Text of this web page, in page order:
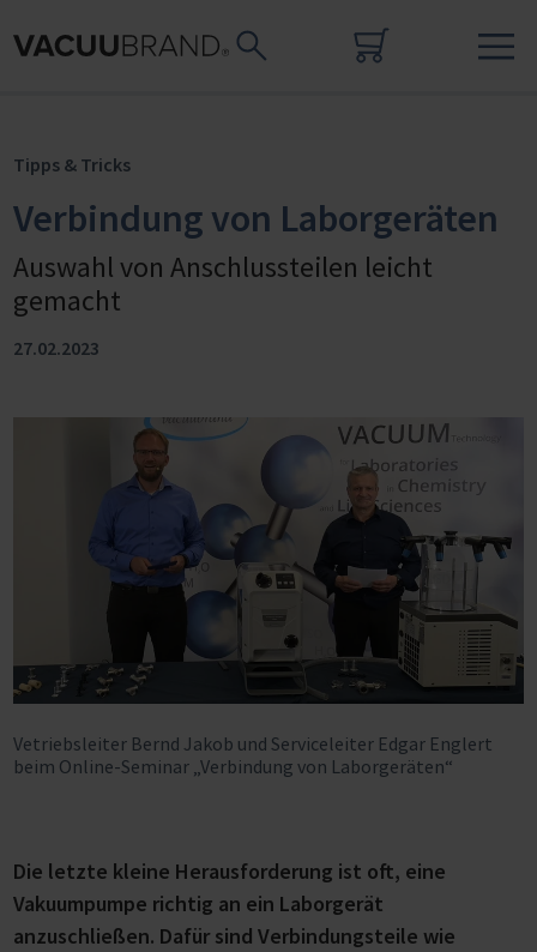
Tipps & Tricks
Verbindung von Laborgeräten
Auswahl von Anschlussteilen leicht
gemacht
27.02.2023
Vetriebsleiter Bernd Jakob und Serviceleiter Edgar Englert
beim Online-Seminar „Verbindung von Laborgeräten“
Die letzte kleine Herausforderung ist oft, eine
Vakuumpumpe richtig an ein Laborgerät
anzuschließen. Dafür sind Verbindungsteile wie